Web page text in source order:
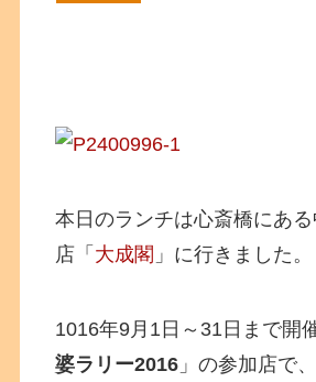
本日のランチは心斎橋にあ
店「 大成閣 」に行きました。
1016年9月1日～31日まで開
婆ラリー2016 」の参加店で、